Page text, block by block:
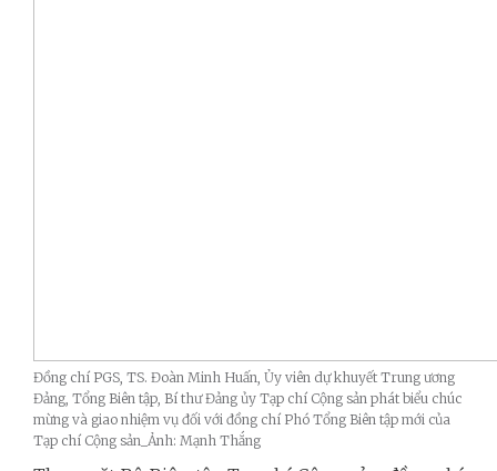
Đồng chí PGS, TS. Đoàn Minh Huấn, Ủy viên dự khuyết Trung ương
Đảng, Tổng Biên tập, Bí thư Đảng ủy Tạp chí Cộng sản phát biểu chúc
mừng và giao nhiệm vụ đối với đồng chí Phó Tổng Biên tập mới của
Tạp chí Cộng sản_Ảnh: Mạnh Thắng